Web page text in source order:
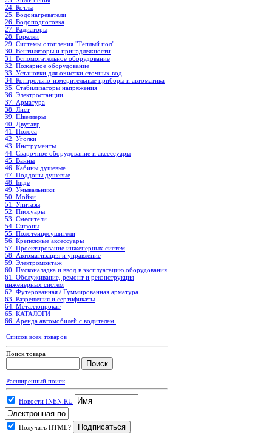
24. Котлы
25. Водонагреватели
26. Водоподготовка
27. Радиаторы
28. Горелки
29. Системы отопления "Теплый пол"
30. Вентиляторы и принадлежности
31. Вспомогательное оборудование
32. Пожарное оборудование
33. Установки для очистки сточных вод
34. Контрольно-измерительные приборы и автоматика
35. Стабилизаторы напряжения
36. Электростанции
37. Арматура
38. Лист
39. Швеллеры
40. Двутавр
41. Полоса
42. Уголки
43. Инструменты
44. Сварочное оборудование и аксессуары
45. Ванны
46. Кабины душевые
47. Поддоны душевые
48. Биде
49. Умывальники
50. Мойки
51. Унитазы
52. Писсуары
53. Смесители
54. Сифоны
55. Полотенцесушители
56. Крепежные аксессуары
57. Проектирование инженерных систем
58. Автоматизация и управление
59. Электромонтаж
60. Пусконаладка и ввод в эксплуатацию оборудования
61. Обслуживание, ремонт и реконструкция
инженерных систем
62. Футерованная / Гуммированная арматура
63. Разрешения и сертификаты
64. Металлопрокат
65. КАТАЛОГИ
66. Аренда автомобилей с водителем.
Список всех товаров
Поиск товара
Расширенный поиск
Новости INEN.RU
Получать HTML?